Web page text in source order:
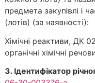
предмета закупівлі і
(лотів) (за наявності):
Хімічні реактиви, ДК
органічні хімічні
3. Ідентифікатор